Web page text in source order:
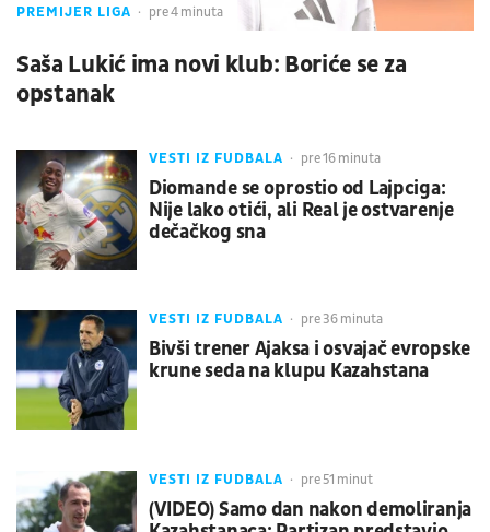
PREMIJER LIGA pre 4 minuta
Saša Lukić ima novi klub: Boriće se za
opstanak
VESTI IZ FUDBALA pre 16 minuta
Diomande se oprostio od Lajpciga:
Nije lako otići, ali Real je ostvarenje
dečačkog sna
VESTI IZ FUDBALA pre 36 minuta
Bivši trener Ajaksa i osvajač evropske
krune seda na klupu Kazahstana
VESTI IZ FUDBALA pre 51 minut
(VIDEO) Samo dan nakon demoliranja